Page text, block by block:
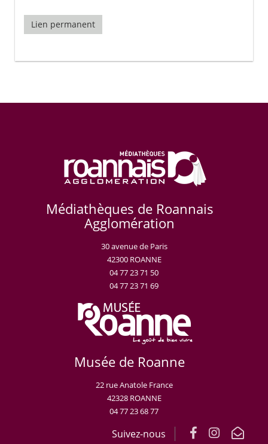
Lien permanent
Médiathèques de Roannais
Agglomération
30 avenue de Paris
42300 ROANNE
04 77 23 71 50
04 77 23 71 69
Musée de Roanne
22 rue Anatole France
42328 ROANNE
04 77 23 68 77
Suivez-nous